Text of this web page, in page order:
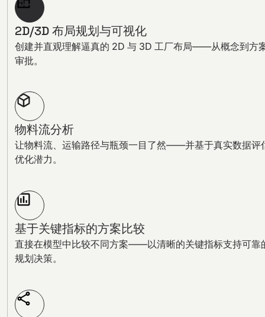
2D/3D 布局规划与可视化
创建并直观理解逼真的 2D 与 3D 工厂布局——从概念到方
审批。
物料流分析
让物料流、运输路径与瓶颈一目了然——并基于真实数据评
优化潜力。
基于关键指标的方案比较
直接在模型中比较不同方案——以清晰的关键指标支持可靠
规划决策。